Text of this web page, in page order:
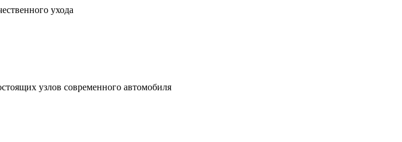
ухода
узлов современного автомобиля